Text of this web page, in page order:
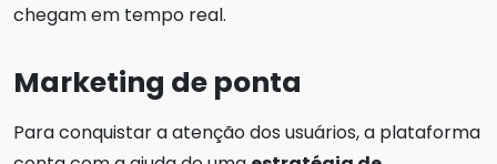
chegam em tempo real.
Marketing de ponta
Para conquistar a atenção dos usuários, a plataforma